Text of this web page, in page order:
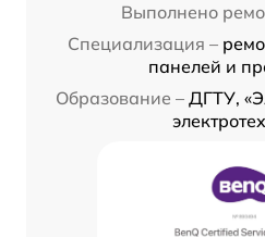
Выполнено
Специализация –
панелей и
Образование – ДГТУ,